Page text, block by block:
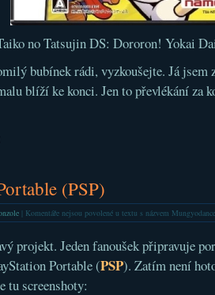
no Tatsujin DS: Dororon! Yokai
bubínek rádi, vyzkoušejte. Já jsem
blíží ke konci. Jen to převlékání za
(PSP)
| Komentáře nejsou povolenéu textu s názvem
projekt. Jeden fanoušek připravuje
Portable (PSP). Zatím není
tu screenshoty: